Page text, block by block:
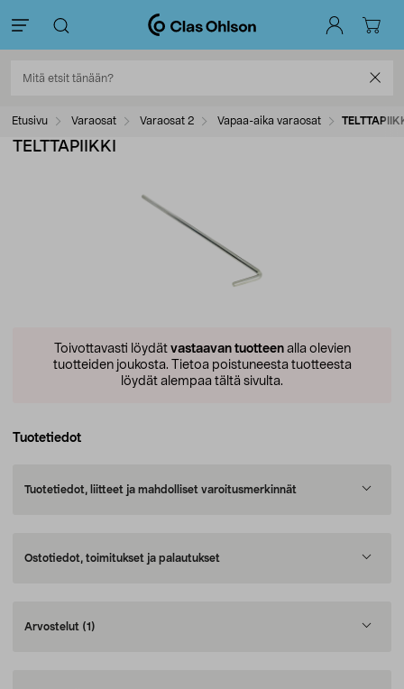
Etusivu Varaosat Varaosat 2 Vapaa-aika varaosat
TELTTAPIIKKI
Toivottavasti löydät vastaavan tuotteenalla olevien
tuotteiden joukosta. Tietoa poistuneesta tuotteesta
löydät alempaa tältä sivulta.
Tuotetiedot
Tuotetiedot, liitteet ja mahdolliset varoitusmerkinnät
Ostotiedot, toimitukset ja palautukset
Arvostelut (1)